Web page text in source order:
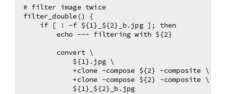
# filter image twice
filter_double() {
    if [ ! -f ${1}_${2}_b.jpg ]; then
        echo --- filtering with ${2}
        convert \
            ${1}.jpg \
            +clone -compose ${2} -composite \
            +clone -compose ${2} -composite \
            ${1}_${2}_b.jpg